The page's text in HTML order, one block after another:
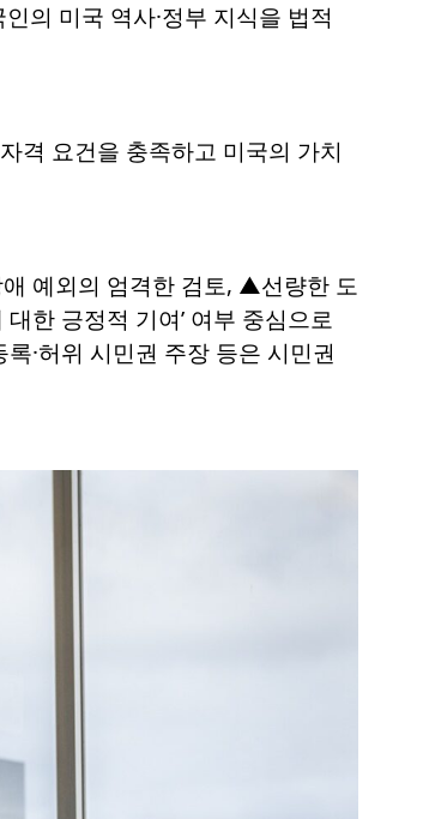
의 미국 역사·정부 지식을 법적
격 요건을 충족하고 미국의 가치
예외의 엄격한 검토, ▲선량한 도
한 긍정적 기여’ 여부 중심으로
·허위 시민권 주장 등은 시민권